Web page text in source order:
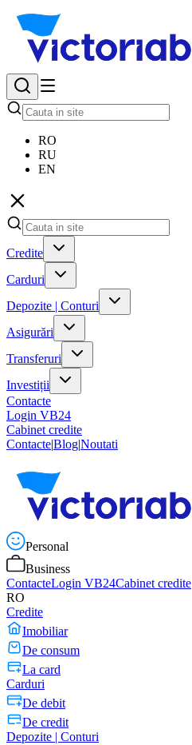
RO
RU
EN
Credite
Carduri
Depozite | Conturi
Asigurări
Transferuri
Investiții
Contacte
Login VB24
Cabinet credite
Contacte|Blog|Noutati
Personal
Business
ContacteLogin VB24Cabinet credite
RO
Credite
Imobiliar
De consum
La card
Carduri
De debit
De credit
Depozite | Conturi